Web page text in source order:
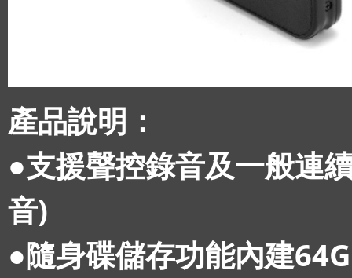
產品說明：
●支援聲控錄音及一般連
音)
●隨身碟儲存功能內建